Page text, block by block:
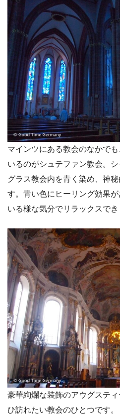
マインツにある教会のなかで
いるのがシュテファン教会。
グラス教会内を青く染め、神
す。青い色にヒーリング効果
いる様な気分でリラックスでき
豪華絢爛な装飾のアウグステ
ひ訪れたい教会のひとつです。